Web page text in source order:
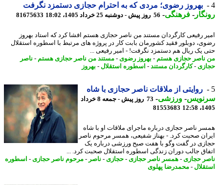
بهروز رضوی؛ مردی که به احترام حجازی دستمزد نگرفت
-فرهنگی-56 روز پیش - دوشنبه 25 خرداد 1405، 18:02 81675633
رفیعی کارگردان مستند من ناصر حجازی هستم افشا کرد که استاد بهروز
دوبلور فقید کشورمان بابت کار در پروژه های مرتبط با اسطوره استقلال
یک ریال هم دستمزد نگرفت! - امیر رفیعی ...
حجازی هستم-بهروز رضوی-مستند من ناصر حجازی هستم-ناصر
- کارگردان مستند-اسطوره استقلال-بهروز
روایتی از ملاقات ناصر حجازی با شاه
-ورزشی-
73 روز پیش - جمعه 8 خرداد
81553683
ناصر حجازی درباره ماجرای ملاقات او با شاه
صحبت کرد. - بهناز شفیعی، همسر مرحوم ناصر
در گفت وگو با هفت صبح ورزشی درباره یک
جالب دوران زندگی اسطوره استقلال صحبت کرد. ...
حجازی- همسر ناصر حجازی- حجازی- ناصر-مرحوم ناصر حجازی- اسطوره
-محمدرضا پهلوی